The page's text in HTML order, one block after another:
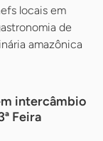
locais em
de
amazônica
intercâmbio
Feira